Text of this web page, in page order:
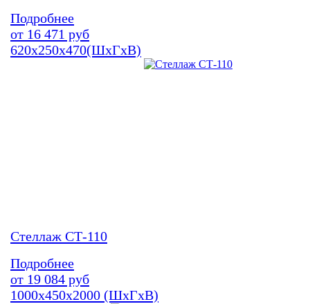
Подробнее
от 16 471 руб
620х250х470(ШхГхВ)
Стеллаж СТ-110
Подробнее
от 19 084 руб
1000х450х2000 (ШхГхВ)